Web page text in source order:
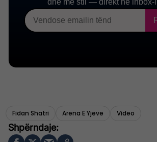
Fidan Shatri Arena E Yjeve Video